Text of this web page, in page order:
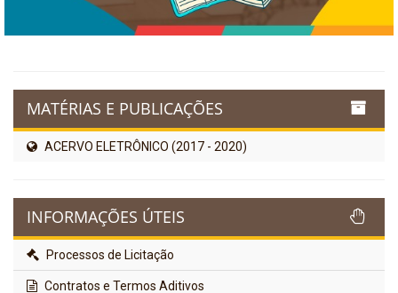
MATÉRIAS E PUBLICAÇÕES
ACERVO ELETRÔNICO (2017 - 2020)
INFORMAÇÕES ÚTEIS
Processos de Licitação
Contratos e Termos Aditivos